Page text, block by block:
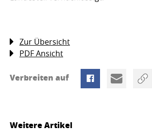
Zur Übersicht
PDF Ansicht
Verbreiten auf
Weitere Artikel